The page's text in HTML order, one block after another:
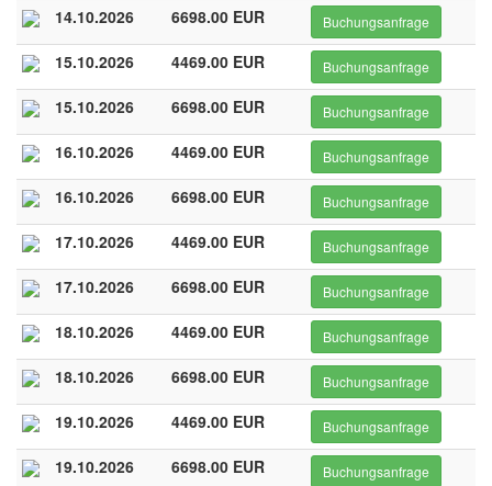
14.10.2026 6698.00 EUR Buchungsanfrage
15.10.2026 4469.00 EUR Buchungsanfrage
15.10.2026 6698.00 EUR Buchungsanfrage
16.10.2026 4469.00 EUR Buchungsanfrage
16.10.2026 6698.00 EUR Buchungsanfrage
17.10.2026 4469.00 EUR Buchungsanfrage
17.10.2026 6698.00 EUR Buchungsanfrage
18.10.2026 4469.00 EUR Buchungsanfrage
18.10.2026 6698.00 EUR Buchungsanfrage
19.10.2026 4469.00 EUR Buchungsanfrage
19.10.2026 6698.00 EUR Buchungsanfrage